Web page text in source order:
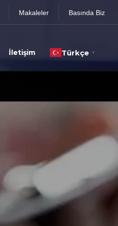
Makaleler Basında Biz
İletişim Türkçe ▼